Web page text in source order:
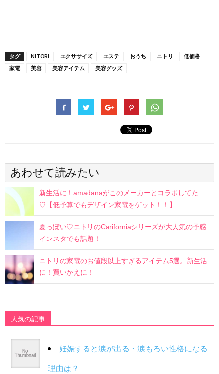
タグ NITORI エクササイズ エステ おうち ニトリ
低価格
家電
美容 美容アイテム 美容グッズ
あわせて読みたい
新生活に！amadanaがこのメーカーとコラボしてた
♡【低予算でもデザイン家電をゲット！！】
夏っぽい♡ニトリのCariforniaシリーズが大人気の予感
インスタでも話題！
ニトリの家電のお値段以上すぎるアイテム5選。新生活
に！買いかえに！
人気の記事
妊娠すると涙が出る・涙もろい性格になる
理由は？